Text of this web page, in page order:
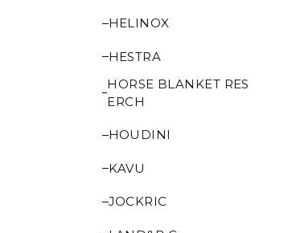
HELINOX
HESTRA
HORSE BLANKET RES
ERCH
HOUDINI
KAVU
JOCKRIC